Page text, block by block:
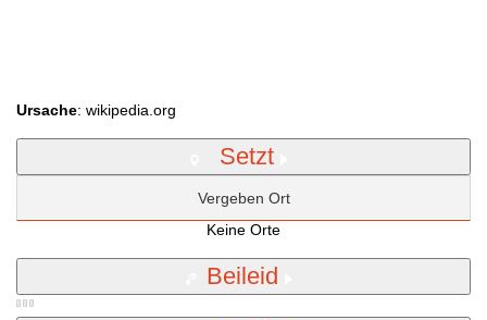
Ursache: wikipedia.org
Setzt
Vergeben Ort
Keine Orte
Beileid